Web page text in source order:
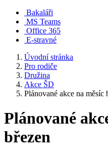
Bakaláři
MS Teams
Office 365
E-stravné
Úvodní stránka
Pro rodiče
Družina
Akce ŠD
Plánované akce na měsíc
Plánované
březen